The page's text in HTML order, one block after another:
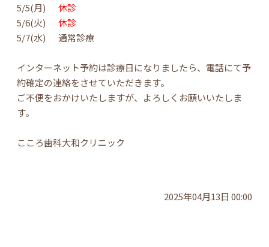
5/5(月) 休診
5/6(火) 休診
5/7(水) 通常診療
インターネット予約は診療日になりましたら、電話にて予
約確定の連絡をさせていただきます。
ご不便をおかけいたしますが、よろしくお願いいたしま
す。
こころ歯科大和クリニック
2025年04月13日 00:00